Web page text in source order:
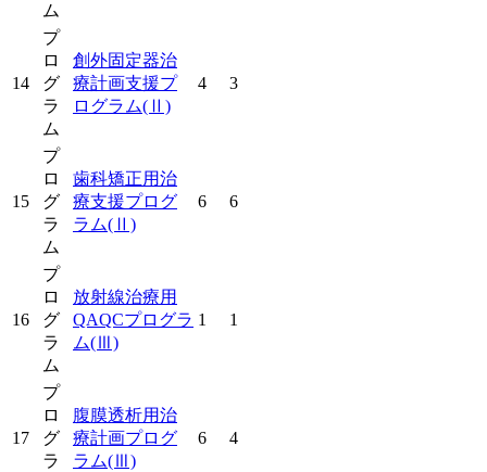
ム
14
プ
ロ
グ
ラ
ム
創外固定器治
療計画支援プ
ログラム(Ⅱ)
4 3
15
プ
ロ
グ
ラ
ム
歯科矯正用治
療支援プログ
ラム(Ⅱ)
6 6
16
プ
ロ
グ
ラ
ム
放射線治療用
QAQCプログラ
ム(Ⅲ)
1 1
17
プ
ロ
グ
ラ
腹膜透析用治
療計画プログ
ラム(Ⅲ)
6 4